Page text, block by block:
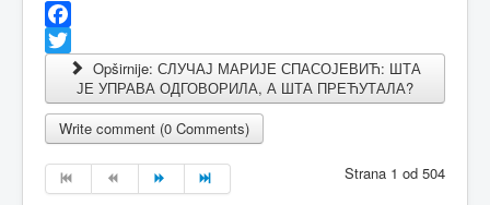
Facebook
Twitter Opširnije: СЛУЧАЈ МАРИЈЕ СПАСОЈЕВИЋ: ШТА
ЈЕ УПРАВА ОДГОВОРИЛА, А ШТА ПРЕЋУТАЛА?
Write comment (0 Comments)
Strana 1 od 504